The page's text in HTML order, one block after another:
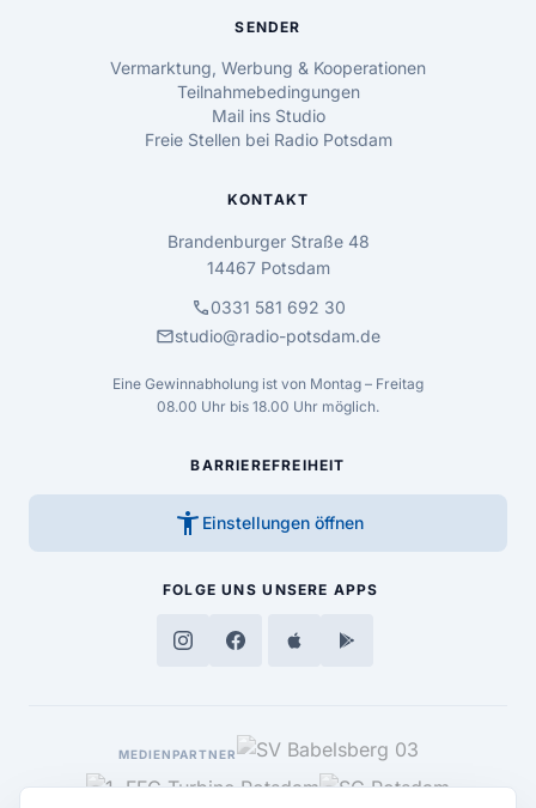
SENDER
Vermarktung, Werbung & Kooperationen
Teilnahmebedingungen
Mail ins Studio
Freie Stellen bei Radio Potsdam
KONTAKT
Brandenburger Straße 48
14467 Potsdam
call0331 581 692 30
mailstudio@radio-potsdam.de
Eine Gewinnabholung ist von Montag – Freitag
08.00 Uhr bis 18.00 Uhr möglich.
BARRIEREFREIHEIT
accessibility_new Einstellungen öffnen
FOLGE UNS UNSERE APPS
MEDIENPARTNER